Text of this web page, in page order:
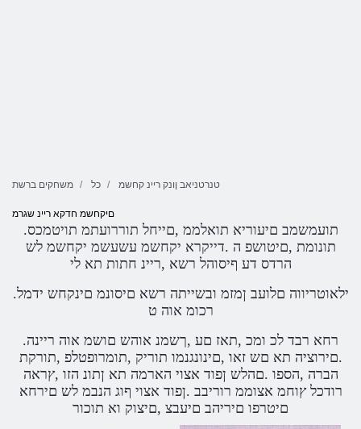
משחקים ברשת כל טנרטניאב ןונק ריינ קחשמ
םיקחשמ חדקא ריינ שגרמ
.תועמשמב םיעוריא תואלממ ,םייחל תוררועתמ תויטמכס
תונומת ,םיטושפ ה .דייקרא יקחשמ עשעשמ יקחשמ לש
הרדס דע ףיסוהל רשא ,ריינ חתות תא לי
.ילאוטריווה םלועב ןמזמ ובשייתה רשא םיסונמ םינקחש ידמל
רכומ אוה ט
.רחא רבד לכ ומכ ,תאז םע ,ךשמנ אוהש םושמ אוה ריינה
.םירוציה תא םש זאו ,םינונגנמו תוריק ,תומרופטלפ ,תורקת
הברה ,הספו .םהלש ןפוד אצוי הארמה תא ןתונ הזו ,ץראה
רודכל ץוחמ אצוממ רוריבב .ןפוד אצוי ףוג הנבמ לש םירחא
םיטרפו םיריהב םיעבצ ,םיצוק וא תוכור